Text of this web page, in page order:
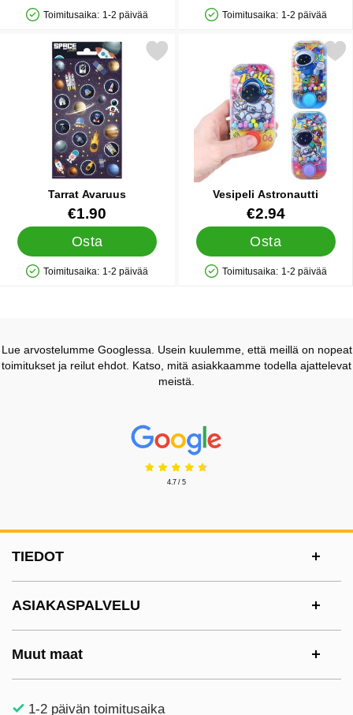
Saatavuus: Varastossa
Toimitusaika: 1-2 päivää
Saatavuus: Varastossa
Toimitusaika: 1-2 päivää
Tarrat Avaruus
Tuote.nro 26275
€1.90
Osta
Saatavuus: Varastossa
Toimitusaika: 1-2 päivää
Merkitse tarrat Avaruus suosikiksi
Vesipeli Astronautti
Tuote.nro 85018
€2.94
Osta
Saatavuus: Varastossa
Toimitusaika: 1-2 päivää
Merkitse vesipeli
Lue arvostelumme Googlessa. Usein kuulemme, että meillä on nopeat
toimitukset ja reilut ehdot. Katso, mitä asiakkaamme todella ajattelevat
meistä.
Prisjakt Arvostelu: 4.7 Tähdet
4.7 / 5
TIEDOT
ASIAKASPALVELU
Muut maat
1-2 päivän toimitusaika